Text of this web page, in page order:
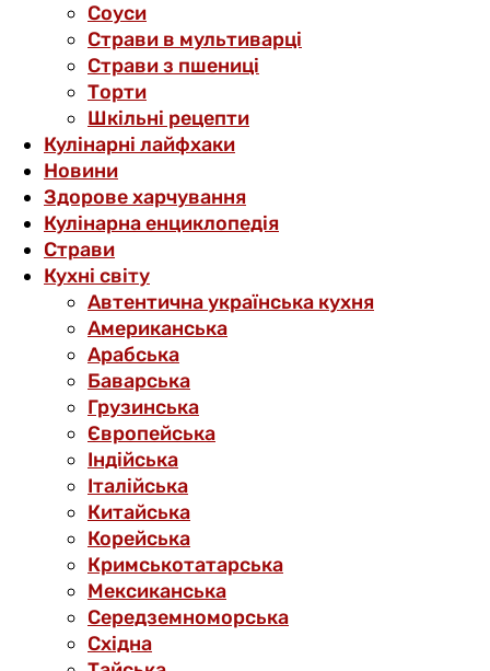
Соуси
Страви в мультиварці
Страви з пшениці
Торти
Шкільні рецепти
Кулінарні лайфхаки
Новини
Здорове харчування
Кулінарна енциклопедія
Страви
Кухні світу
Автентична українська кухня
Американська
Арабська
Баварська
Грузинська
Європейська
Індійська
Італійська
Китайська
Корейська
Кримськотатарська
Мексиканська
Середземноморська
Східна